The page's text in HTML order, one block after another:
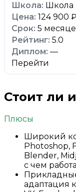
Школа
124 900 ₽
5
5.0
—
Перейти
Стоит ли
Плюсы
Широкий
Photoshop,
Blender,
с чем
адаптация